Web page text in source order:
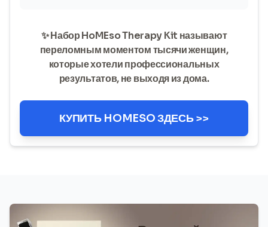
✨ Набор HoMEso Therapy Kit называют
переломным моментом тысячи женщин,
которые хотели профессиональных
результатов, не выходя из дома.
КУПИТЬ HOMESO ЗДЕСЬ >>